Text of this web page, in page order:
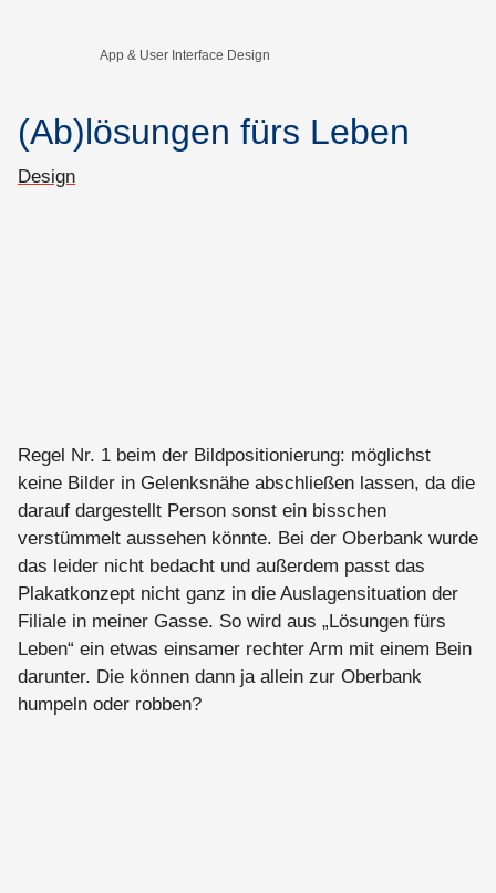
App & User Interface Design
(Ab)lösungen fürs Leben
Design
Regel Nr. 1 beim der Bildpositionierung: möglichst
keine Bilder in Gelenksnähe abschließen lassen, da die
darauf dargestellt Person sonst ein bisschen
verstümmelt aussehen könnte. Bei der Oberbank wurde
das leider nicht bedacht und außerdem passt das
Plakatkonzept nicht ganz in die Auslagensituation der
Filiale in meiner Gasse. So wird aus „Lösungen fürs
Leben“ ein etwas einsamer rechter Arm mit einem Bein
darunter. Die können dann ja allein zur Oberbank
humpeln oder robben?